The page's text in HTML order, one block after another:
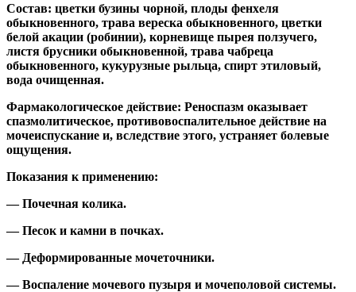
Состав: цветки бузины чорной, плоды фенхеля
обыкновенного, трава вереска обыкновенного, цветки
белой акации (робинии), корневище пырея ползучего,
листя брусники обыкновенной, трава чабреца
обыкновенного, кукурузные рыльца, спирт этиловый,
вода очищенная.
Фармакологическое действие: Реноспазм оказывает
спазмолитическое, противовоспалительное действие на
мочеиспускание и, вследствие этого, устраняет болевые
ощущения.
Показания к применению:
— Почечная колика.
— Песок и камни в почках.
— Деформированные мочеточники.
— Воспаление мочевого пузыря и мочеполовой системы.